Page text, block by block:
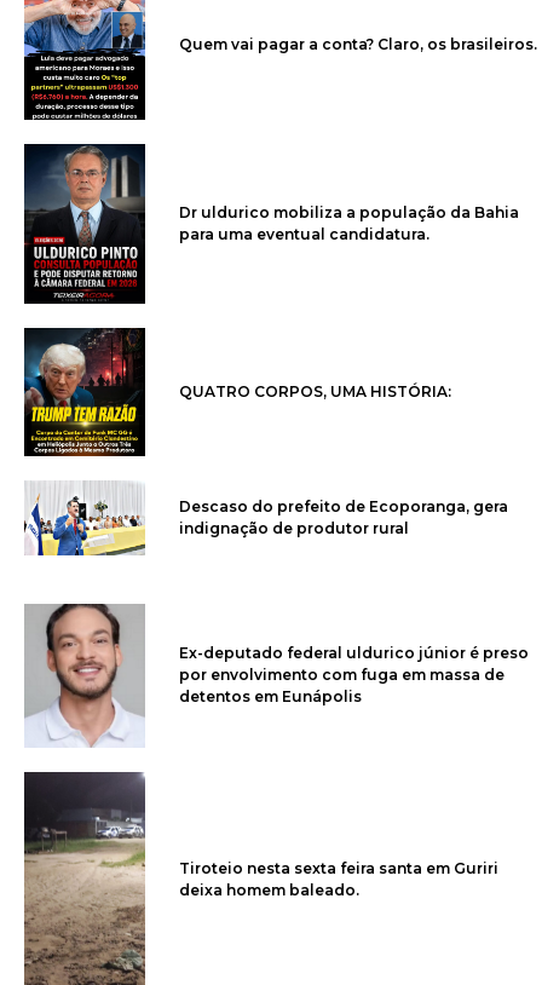
Quem vai pagar a conta? Claro, os brasileiros.
Dr uldurico mobiliza a população da Bahia
para uma eventual candidatura.
QUATRO CORPOS, UMA HISTÓRIA:
Descaso do prefeito de Ecoporanga, gera
indignação de produtor rural
Ex-deputado federal uldurico júnior é preso
por envolvimento com fuga em massa de
detentos em Eunápolis
Tiroteio nesta sexta feira santa em Guriri
deixa homem baleado.